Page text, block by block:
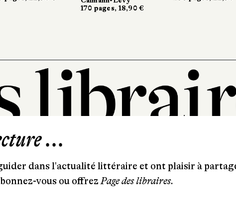
170 pages, 18,90 €
170 pages, 18,90 €
75009 Paris
01 44 41 97 20
...
dans l'actualité littéraire et ont plaisir à
vous ou offrezPage des libraires.